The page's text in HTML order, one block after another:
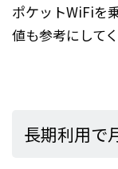
ポケットWiFiを
値も参考にして
長期利用で